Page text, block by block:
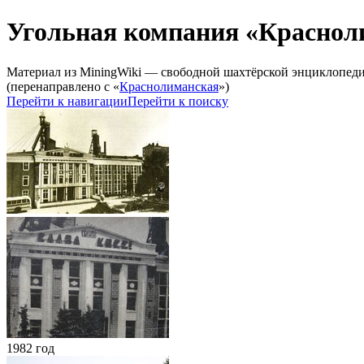
Угольная компания
Материал из MiningWiki — свободной шахтёрской
(перенаправлено с «Краснолиманская»)
Перейти к навигацииПерейти к поиску
1982 год